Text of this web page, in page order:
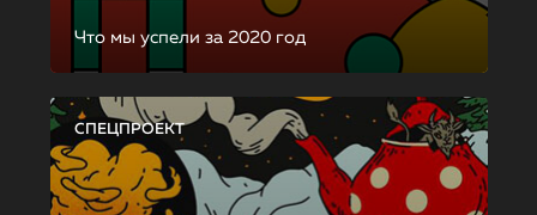
Что мы успели за 2020 год
СПЕЦПРОЕКТ